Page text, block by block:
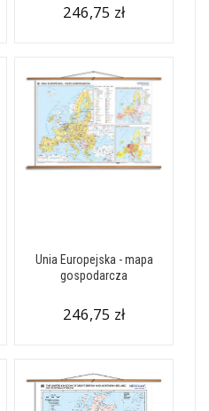
246,75 zł
Unia Europejska - mapa
gospodarcza
246,75 zł